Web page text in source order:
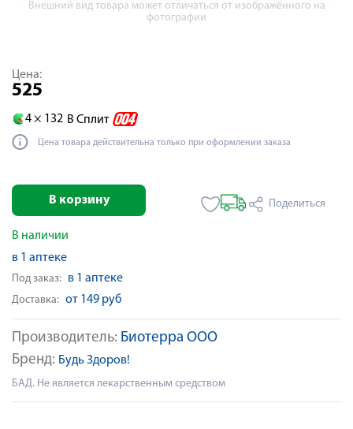
Внешний вид товара может отличаться от изображённого на
фотографии
Производитель: Биотерра ООО
Бренд: Будь Здоров!
БАД. Не является лекарственным средством
Цена:
525
4 × 132 В Сплит
Цена товара действительна только при оформлении заказа
В корзину Поделиться
В наличии
в 1 аптеке
Под заказ: в 1 аптеке
Доставка: от 149 руб